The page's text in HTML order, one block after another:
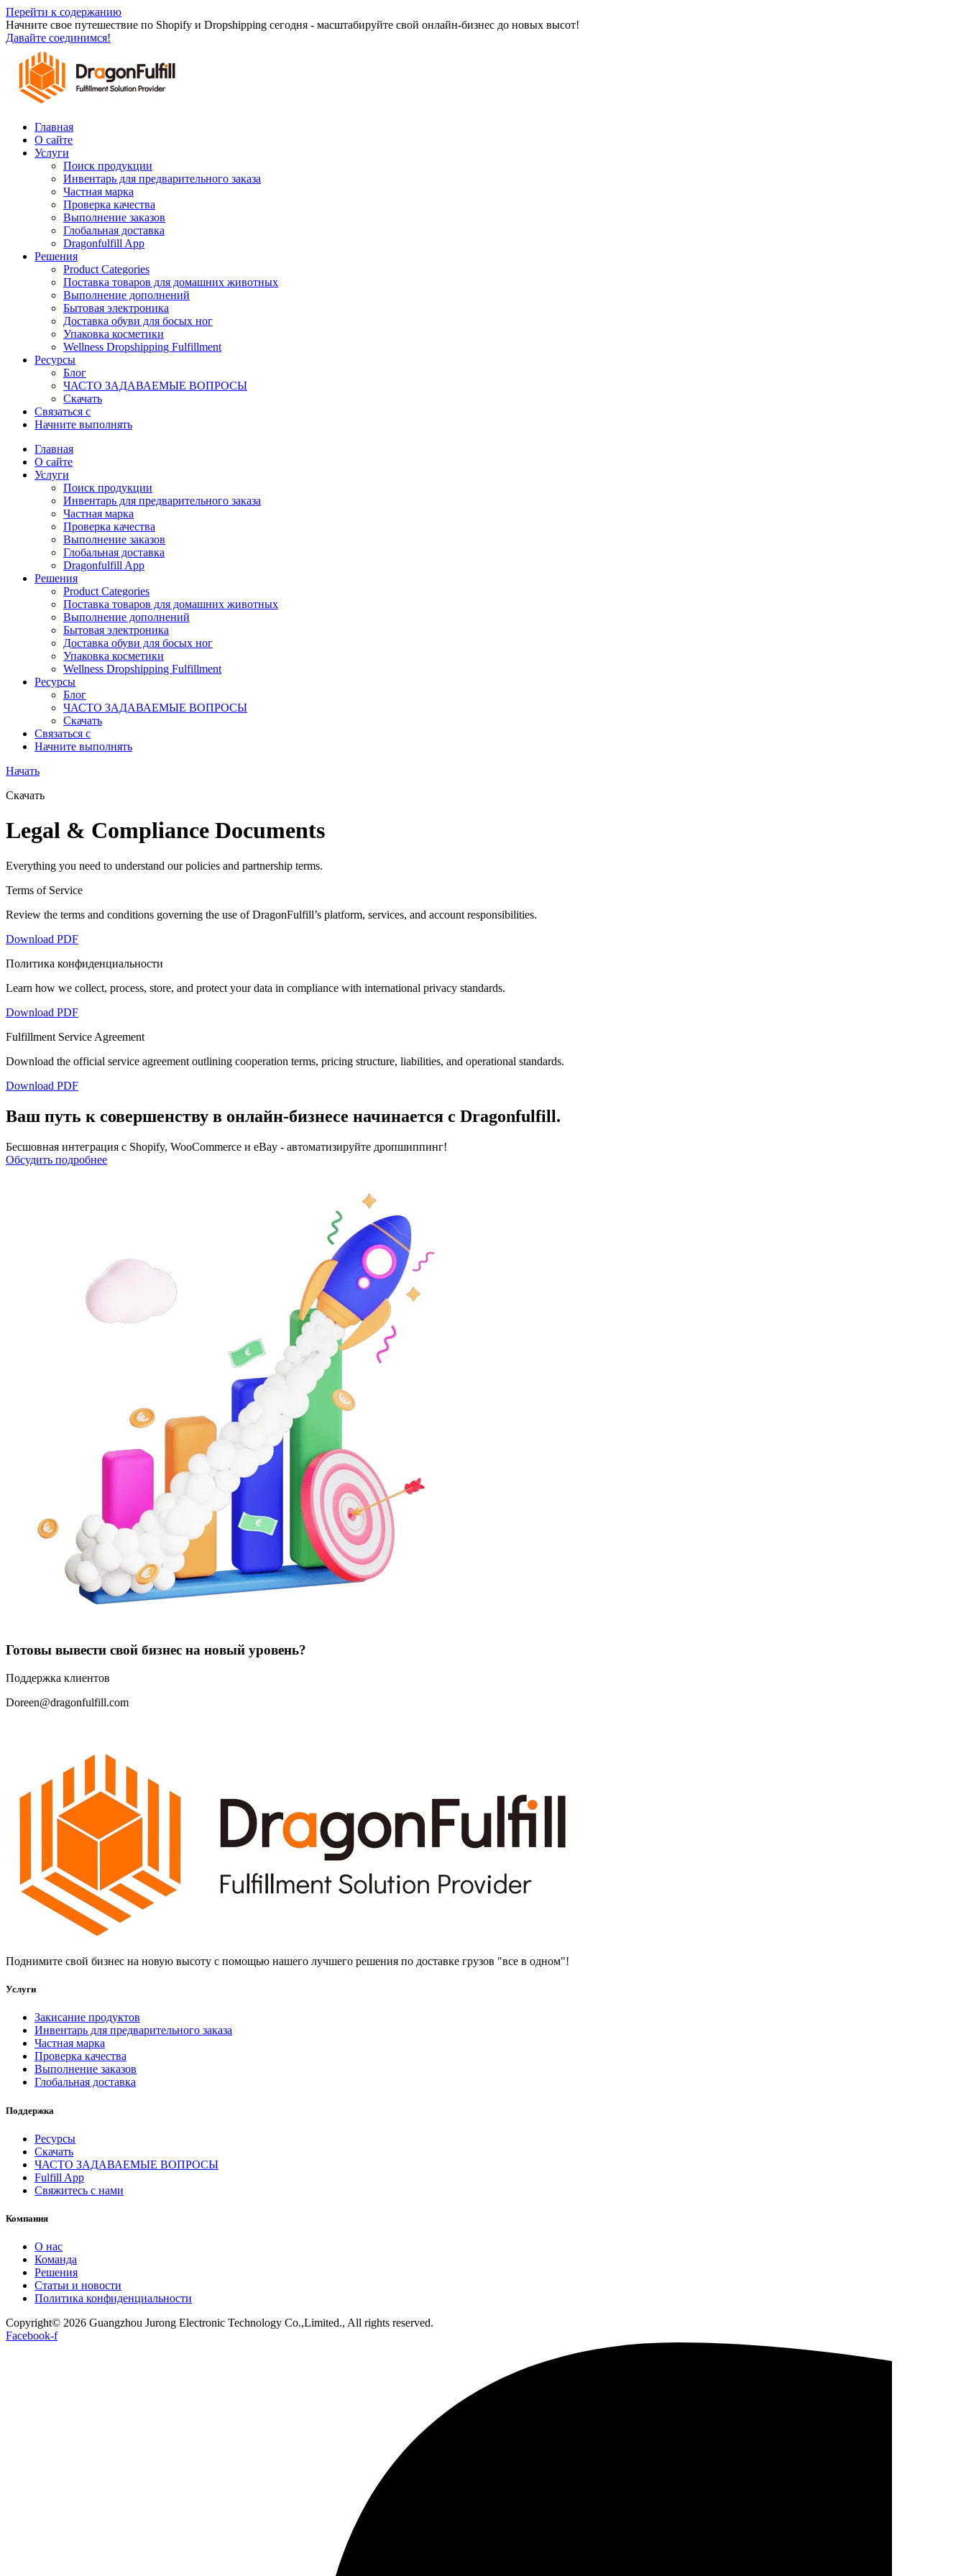
Перейти к содержанию
Начните свое путешествие по Shopify и Dropshipping сегодня - масштабируйте свой онлайн-бизнес до новых высот!
Давайте соединимся!
Главная
О сайте
Услуги
Поиск продукции
Инвентарь для предварительного заказа
Частная марка
Проверка качества
Выполнение заказов
Глобальная доставка
Dragonfulfill App
Решения
Product Categories
Поставка товаров для домашних животных
Выполнение дополнений
Бытовая электроника
Доставка обуви для босых ног
Упаковка косметики
Wellness Dropshipping Fulfillment
Ресурсы
Блог
ЧАСТО ЗАДАВАЕМЫЕ ВОПРОСЫ
Скачать
Связаться с
Начните выполнять
Главная
О сайте
Услуги
Поиск продукции
Инвентарь для предварительного заказа
Частная марка
Проверка качества
Выполнение заказов
Глобальная доставка
Dragonfulfill App
Решения
Product Categories
Поставка товаров для домашних животных
Выполнение дополнений
Бытовая электроника
Доставка обуви для босых ног
Упаковка косметики
Wellness Dropshipping Fulfillment
Ресурсы
Блог
ЧАСТО ЗАДАВАЕМЫЕ ВОПРОСЫ
Скачать
Связаться с
Начните выполнять
Начать
Скачать
Legal & Compliance Documents
Everything you need to understand our policies and partnership terms.
Terms of Service
Review the terms and conditions governing the use of DragonFulfill’s platform, services, and account responsibilities.
Download PDF
Политика конфиденциальности
Learn how we collect, process, store, and protect your data in compliance with international privacy standards.
Download PDF
Fulfillment Service Agreement
Download the official service agreement outlining cooperation terms, pricing structure, liabilities, and operational standards.
Download PDF
Ваш путь к совершенству в онлайн-бизнесе начинается с Dragonfulfill.
Бесшовная интеграция с Shopify, WooCommerce и eBay - автоматизируйте дропшиппинг!
Обсудить подробнее
Готовы вывести свой бизнес на новый уровень?
Поддержка клиентов
Doreen@dragonfulfill.com
Поднимите свой бизнес на новую высоту с помощью нашего лучшего решения по доставке грузов "все в одном"!
Услуги
Закисание продуктов
Инвентарь для предварительного заказа
Частная марка
Проверка качества
Выполнение заказов
Глобальная доставка
Поддержка
Ресурсы
Скачать
ЧАСТО ЗАДАВАЕМЫЕ ВОПРОСЫ
Fulfill App
Свяжитесь с нами
Компания
О нас
Команда
Решения
Статьи и новости
Политика конфиденциальности
Copyright© 2026 Guangzhou Jurong Electronic Technology Co.,Limited., All rights reserved.
Facebook-f